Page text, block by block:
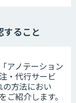
すること
アノテーション
・代行サービ
の方法におい
紹介します。